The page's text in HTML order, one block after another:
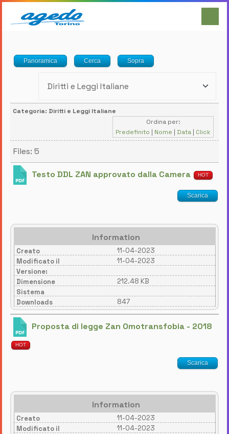
Panoramica Cerca Sopra
Categoria: Diritti e Leggi Italiane
Ordina per:
Predefinito | Nome | Data | Click
Files: 5
Testo DDL ZAN approvato dalla Camera HOT
Scarica
Information
Creato
11-04-2023
Modificato il
11-04-2023
Versione:
Dimensione
212.48 KB
Sistema
Downloads
847
Proposta di legge Zan Omotransfobia - 2018
HOT
Scarica
Information
Creato
11-04-2023
Modificato il
11-04-2023